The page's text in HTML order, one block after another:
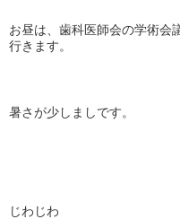
お昼は、歯科医師会の学術会
行きます。
暑さが少しましです。
じわじわ